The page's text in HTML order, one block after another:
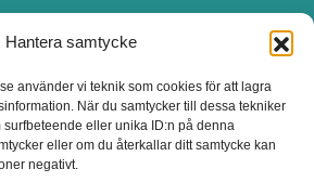
Hantera samtycke
använder vi teknik som cookies för att lagra
När du samtycker till dessa tekniker
surfbeteende eller unika ID:n på denna
eller om du återkallar ditt samtycke kan
negativt.
OM FRISÖRSÖK
SALONG